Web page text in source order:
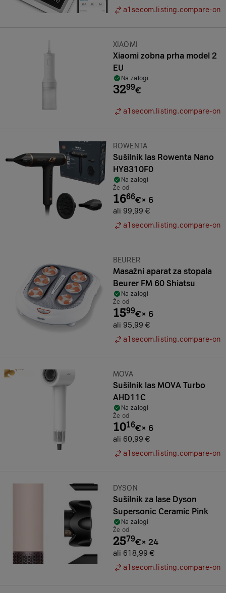
a1secom.listing.compare-on
Znamka:
XIAOMI
Xiaomi zobna prha model 2
EU
Na zalogi
3299€
a1secom.listing.compare-on
Znamka:
ROWENTA
Sušilnik las Rowenta Nano
HY8310F0
Na zalogi
Že od
1666€× 6
ali 99,99 €
a1secom.listing.compare-on
Znamka:
BEURER
Masažni aparat za stopala
Beurer FM 60 Shiatsu
Na zalogi
Že od
1599€× 6
ali 95,99 €
a1secom.listing.compare-on
Znamka:
MOVA
Sušilnik las MOVA Turbo
AHD11C
Na zalogi
Že od
1016€× 6
ali 60,99 €
a1secom.listing.compare-on
Znamka:
DYSON
Sušilnik za lase Dyson
Supersonic Ceramic Pink
Na zalogi
Že od
2579€× 24
ali 618,99 €
a1secom.listing.compare-on